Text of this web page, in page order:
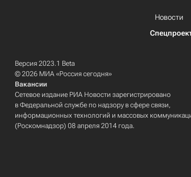
Новости
Версия 2023.1 Beta
© 2026 МИА «Россия сегодня»
Вакансии
Сетевое издание РИА Новости зарегистрировано
в Федеральной службе по надзору в сфере связи,
информационных технологий и массовых
(Роскомнадзор) 08 апреля 2014 года.